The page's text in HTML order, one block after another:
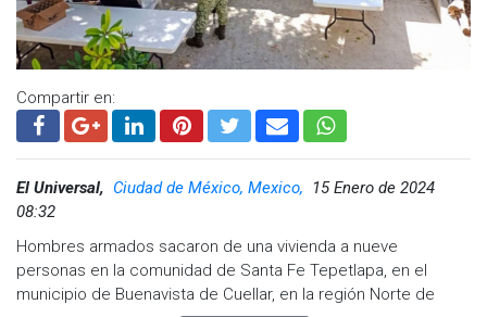
Compartir en:
El Universal, Ciudad de México, Mexico,
15 Enero de 2024
08:32
Hombres armados sacaron de una vivienda a nueve
personas en la comunidad de Santa Fe Tepetlapa, en el
municipio de Buenavista de Cuellar, en la región Norte de